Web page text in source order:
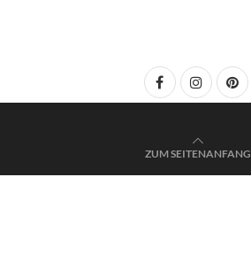
ZUM SEITENANFANG